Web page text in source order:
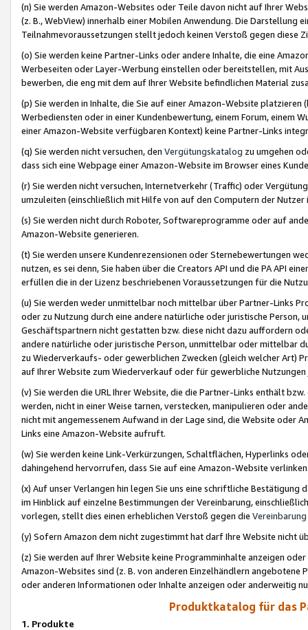
(n) Sie werden Amazon-Websites oder Teile davon nicht auf Ihrer
(z. B., WebView) innerhalb einer Mobilen Anwendung. Die Darstellung
Teilnahmevoraussetzungen stellt jedoch keinen Verstoß gegen diese
(o) Sie werden keine Partner-Links oder andere Inhalte, die eine
Werbeseiten oder Layer-Werbung einstellen oder bereitstellen, mit
bewerben, die eng mit dem auf Ihrer Website befindlichen Material
(p) Sie werden in Inhalte, die Sie auf einer Amazon-Website
Werbediensten oder in einer Kundenbewertung, einem Forum, einem
einer Amazon-Website verfügbaren Kontext) keine Partner-Links
(q) Sie werden nicht versuchen, den Vergütungskatalog zu umgehen
dass sich eine Webpage einer Amazon-Website im Browser eines
(r) Sie werden nicht versuchen, Internetverkehr (Traffic) oder
umzuleiten (einschließlich mit Hilfe von auf den Computern der
(s) Sie werden nicht durch Roboter, Softwareprogramme oder auf
Amazon-Website generieren.
(t) Sie werden unsere Kundenrezensionen oder Sternebewertungen
nutzen, es sei denn, Sie haben über die Creators API und die PA API
erfüllen die in der Lizenz beschriebenen Voraussetzungen für die
(u) Sie werden weder unmittelbar noch mittelbar über Partner-Links
oder zu Nutzung durch eine andere natürliche oder juristische
Geschäftspartnern nicht gestatten bzw. diese nicht dazu auffordern
andere natürliche oder juristische Person, unmittelbar oder mittelbar
zu Wiederverkaufs- oder gewerblichen Zwecken (gleich welcher Art)
auf Ihrer Website zum Wiederverkauf oder für gewerbliche
(v) Sie werden die URL Ihrer Website, die die Partner-Links enthält
werden, nicht in einer Weise tarnen, verstecken, manipulieren oder
nicht mit angemessenem Aufwand in der Lage sind, die Website oder
Links eine Amazon-Website aufruft.
(w) Sie werden keine Link-Verkürzungen, Schaltflächen, Hyperlinks
dahingehend hervorrufen, dass Sie auf eine Amazon-Website
(x) Auf unser Verlangen hin legen Sie uns eine schriftliche
im Hinblick auf einzelne Bestimmungen der Vereinbarung,
vorlegen, stellt dies einen erheblichen Verstoß gegen die Vereinbarung
(y) Sofern Amazon dem nicht zugestimmt hat darf Ihre Website nicht
(z) Sie werden auf Ihrer Website keine Programminhalte anzeigen
Amazon-Websites sind (z. B. von anderen Einzelhändlern
oder anderen Informationen oder Inhalte anzeigen oder anderweitig
Produktkatalog für das
1. Produkte